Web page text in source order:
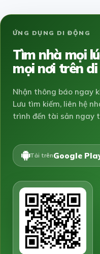
ỨNG DỤNG DI ĐỘNG
Tìm nhà mọi
mọi nơi trên
Nhận thông báo ngay
Lưu tìm kiếm, liên hệ
trình đến tài sản ngay
Tải trênGoogle